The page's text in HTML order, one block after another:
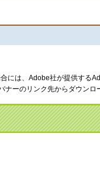
には、Adobe社が提供する
ーのリンク先からダウンロ